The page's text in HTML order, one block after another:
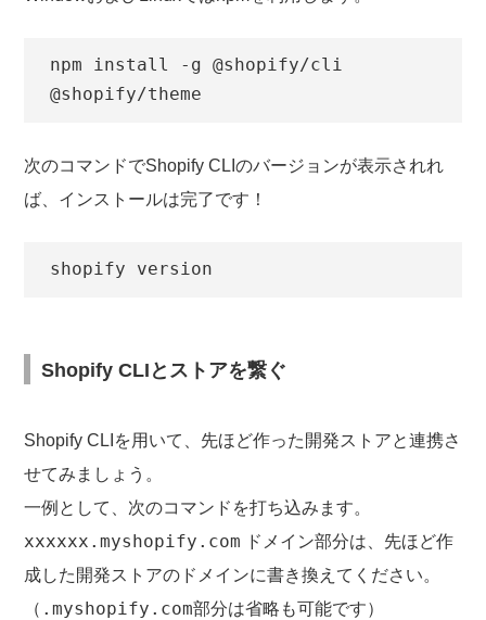
npm install -g @shopify/cli
@shopify/theme
次のコマンドでShopify CLIのバージョンが表示されれ
ば、インストールは完了です！
shopify version
Shopify CLIとストアを繋ぐ
Shopify CLIを用いて、先ほど作った開発ストアと連携さ
せてみましょう。
一例として、次のコマンドを打ち込みます。
xxxxxx.myshopify.com ドメイン部分は、先ほど作
成した開発ストアのドメインに書き換えてください。
（ .myshopify.com部分は省略も可能です）